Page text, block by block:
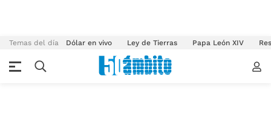
Temas del día Dólar en vivo Ley de Tierras Papa León XIV